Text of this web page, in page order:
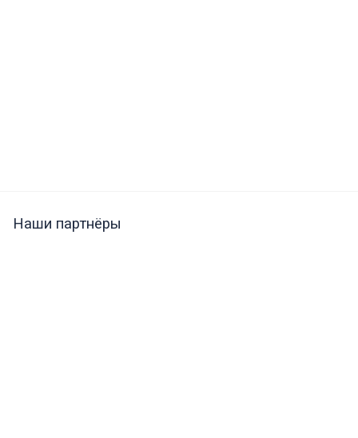
Наши партнёры